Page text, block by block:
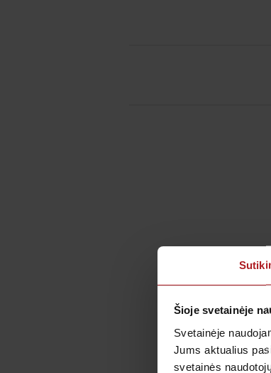
Šioje svetainėje
Svetainėje
Jums aktualius
svetainės